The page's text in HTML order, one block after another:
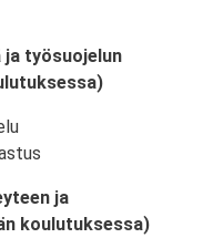
ja työsuojelun
ja
koulutuksessa)